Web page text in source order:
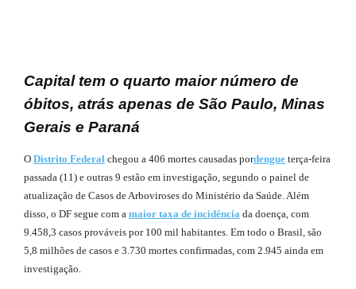
Capital tem o quarto maior número de
óbitos, atrás apenas de São Paulo, Minas
Gerais e Paraná
O Distrito Federal chegou a 406 mortes causadas pordengue terça-feira
passada (11) e outras 9 estão em investigação, segundo o painel de
atualização de Casos de Arboviroses do Ministério da Saúde. Além
disso, o DF segue com a maior taxa de incidência da doença, com
9.458,3 casos prováveis por 100 mil habitantes. Em todo o Brasil, são
5,8 milhões de casos e 3.730 mortes confirmadas, com 2.945 ainda em
investigação.